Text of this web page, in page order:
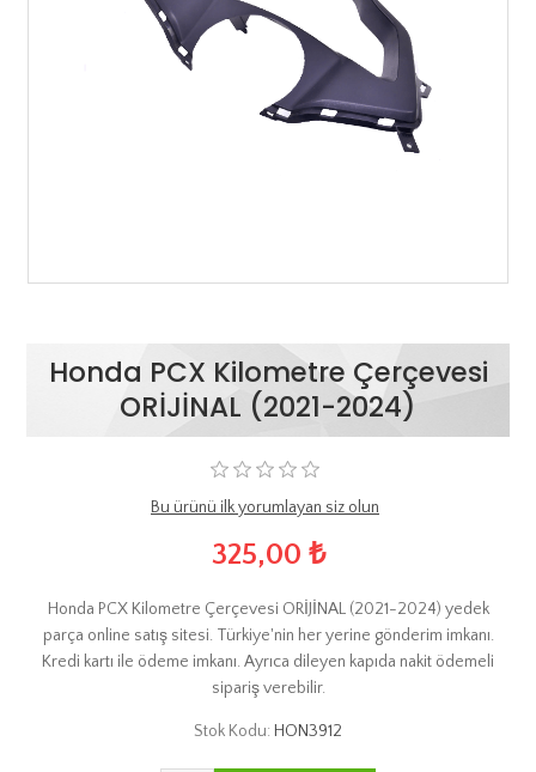
Honda PCX Kilometre Çerçevesi
ORİJİNAL (2021-2024)
Bu ürünü ilk yorumlayan siz olun
325,00 ₺
Honda PCX Kilometre Çerçevesi ORİJİNAL (2021-2024) yedek
parça online satış sitesi. Türkiye'nin her yerine gönderim imkanı.
Kredi kartı ile ödeme imkanı. Ayrıca dileyen kapıda nakit ödemeli
sipariş verebilir.
Stok Kodu: HON3912